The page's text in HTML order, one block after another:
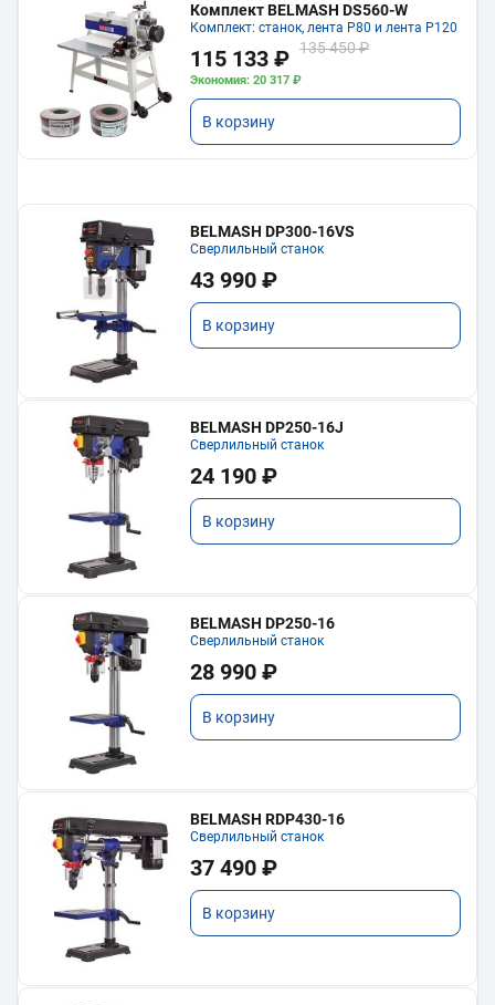
Комплект BELMASH DS560-W
Комплект: станок, лента P80 и лента P120
115 133 ₽ 135 450 ₽
Экономия: 20 317 ₽
В корзину
BELMASH DP300-16VS
Сверлильный станок
43 990 ₽
В корзину
BELMASH DP250-16J
Сверлильный станок
24 190 ₽
В корзину
BELMASH DP250-16
Сверлильный станок
28 990 ₽
В корзину
BELMASH RDP430-16
Сверлильный станок
37 490 ₽
В корзину